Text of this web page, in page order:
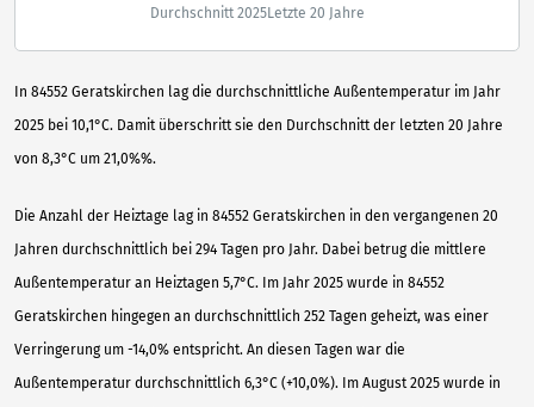
In 84552 Geratskirchen lag die durchschnittliche Außentemperatur im Jahr
2025 bei 10,1°C. Damit überschritt sie den Durchschnitt der letzten 20 Jahre
von 8,3°C um 21,0%%.
Die Anzahl der Heiztage lag in 84552 Geratskirchen in den vergangenen 20
Jahren durchschnittlich bei 294 Tagen pro Jahr. Dabei betrug die mittlere
Außentemperatur an Heiztagen 5,7°C. Im Jahr 2025 wurde in 84552
Geratskirchen hingegen an durchschnittlich 252 Tagen geheizt, was einer
Verringerung um -14,0% entspricht. An diesen Tagen war die
Außentemperatur durchschnittlich 6,3°C (+10,0%). Im August 2025 wurde in
Durchschnitt 2025Letzte 20 Jahre